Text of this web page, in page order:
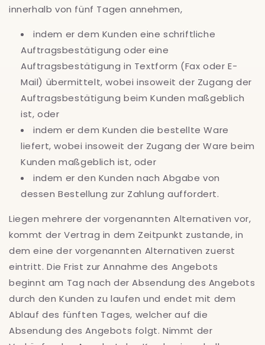
innerhalb von fünf Tagen annehmen,
indem er dem Kunden eine schriftliche
Auftragsbestätigung oder eine
Auftragsbestätigung in Textform (Fax oder E-
Mail) übermittelt, wobei insoweit der Zugang der
Auftragsbestätigung beim Kunden maßgeblich
ist, oder
indem er dem Kunden die bestellte Ware
liefert, wobei insoweit der Zugang der Ware beim
Kunden maßgeblich ist, oder
indem er den Kunden nach Abgabe von
dessen Bestellung zur Zahlung auffordert.
Liegen mehrere der vorgenannten Alternativen vor,
kommt der Vertrag in dem Zeitpunkt zustande, in
dem eine der vorgenannten Alternativen zuerst
eintritt. Die Frist zur Annahme des Angebots
beginnt am Tag nach der Absendung des Angebots
durch den Kunden zu laufen und endet mit dem
Ablauf des fünften Tages, welcher auf die
Absendung des Angebots folgt. Nimmt der